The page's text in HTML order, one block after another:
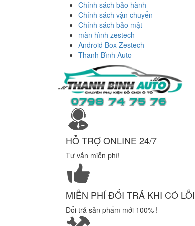
Chính sách bảo hành
Chính sách vận chuyển
Chính sách bảo mật
màn hình zestech
Android Box Zestech
Thanh Bình Auto
HỖ TRỢ ONLINE 24/7
Tư vấn miễn phí!
MIỄN PHÍ ĐỔI TRẢ KHI CÓ LỖI
Đổi trả sản phẩm mới 100% !